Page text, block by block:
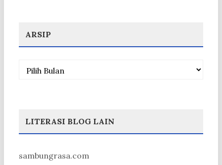
ARSIP
Arsip
LITERASI BLOG LAIN
sambungrasa.com